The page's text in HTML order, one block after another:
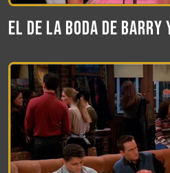
El de la boda de Barry